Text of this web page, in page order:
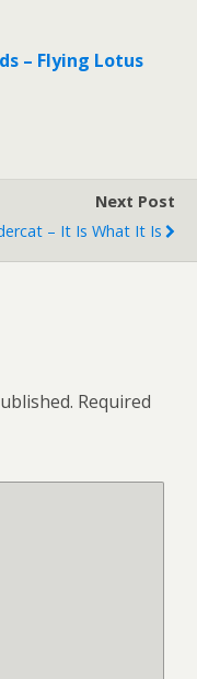
– Flying Lotus
Next Post
– It Is What It Is
Required